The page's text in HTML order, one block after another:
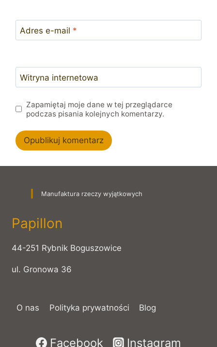
Adres e-mail *
Witryna internetowa
Zapamiętaj moje dane w tej przeglądarce
podczas pisania kolejnych komentarzy.
Manufaktura rzeczy wyjątkowych
Papillon
44-251 Rybnik Boguszowice
ul. Gronowa 36
O nas Polityka prywatności Blog
Facebook Instagram